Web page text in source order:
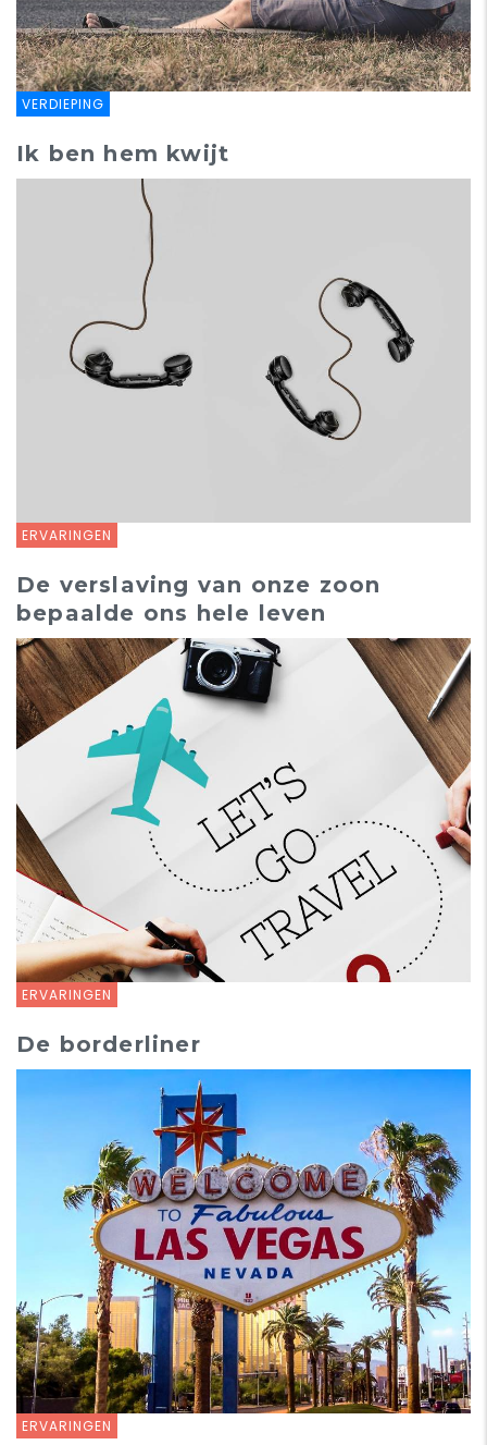
VERDIEPING
ERVARINGEN
Ik ben hem kwijt
ERVARINGEN
De verslaving van onze zoon
bepaalde ons hele leven
ERVARINGEN
De borderliner